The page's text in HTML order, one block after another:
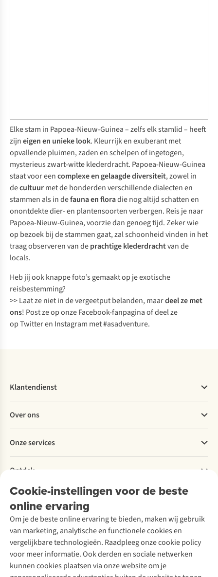
Elke stam in Papoea-Nieuw-Guinea – zelfs elk stamlid – heeft
zijneigen en unieke look. Kleurrijk en exuberant met
opvallende pluimen, zaden en schelpen of ingetogen,
mysterieus zwart-witte klederdracht. Papoea-Nieuw-Guinea
staat voor eencomplexe en gelaagde diversiteit, zowel in
decultuurmet de honderden verschillende dialecten en
stammen als in defauna en floradie nog altijd schatten en
onontdekte dier- en plantensoorten verbergen. Reis je naar
Papoea-Nieuw-Guinea, voorzie dan genoeg tijd. Zeker wie
op bezoek bij de stammen gaat, zal schoonheid vinden in het
traag observeren van deprachtige klederdrachtvan de
locals.
Heb jij ook knappe foto’s gemaakt op je exotische
reisbestemming?
>> Laat ze niet in de vergeetput belanden, maardeel ze met
ons! Post ze op onzeFacebook-fanpaginaof deel ze
opTwitteren Instagram met #asadventure.
Cookie-instellingen voor de beste
online ervaring
Om je de beste online ervaring te bieden, maken wij gebruik
van marketing, analytische en functionele cookies en
vergelijkbare technologieën. Raadpleeg onze cookie policy
voor meer informatie. Ook derden en sociale netwerken
kunnen cookies plaatsen via onze website om je
Klantendienst
Bestellen
Betalen
Levering
Retourneren
Bestelling herroepen
Garantie
Contact
Over ons
Explore More
Verantwoord ondernemen
Over Ayacucho
Onze winkels
Over A.S.Adventure
Toegankelijkheidsverklaring
Onze services
Ski-onderhoud
Wasservice
Schoenonderhoud
Schoenherstelling
Kledingherstelling
Retouches
Voor bedrijven
Ontdek
A.S.Magazine
Podcast
Explore Academy
Explore Camp
Gear Check
Inspiratie & advies
Meld je aan voor de nieuwsbrief
Follow us